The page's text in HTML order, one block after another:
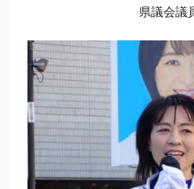
県議会議